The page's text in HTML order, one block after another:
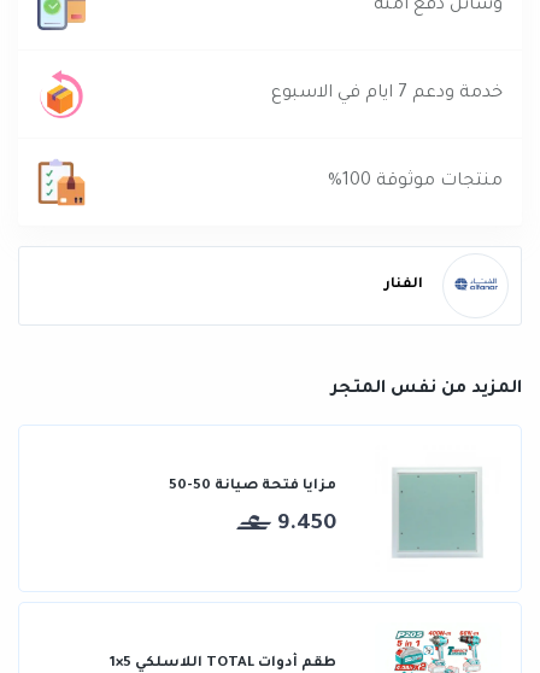
وسائل دفع آمنه
خدمة ودعم 7 ايام في الاسبوع
منتجات موثوقة 100%
الفنار
المزيد من نفس المتجر
مزايا فتحة صيانة 50-50
9.450
طقم أدوات TOTAL اللاسلكي 5×1